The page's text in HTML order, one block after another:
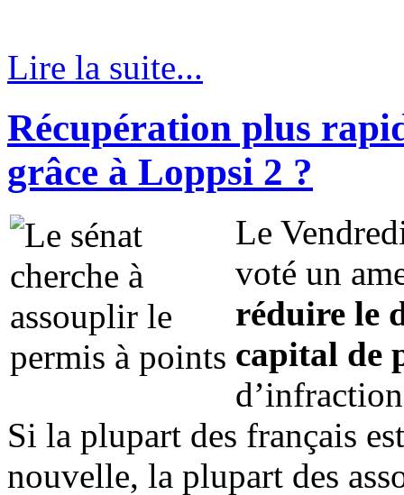
Lire la suite...
Récupération plus
grâce à Loppsi 2 ?
Le
voté un
réduire le
capital de
Si la plupart des français
nouvelle, la plupart des